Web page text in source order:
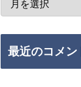
最近のコメン